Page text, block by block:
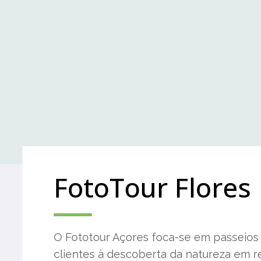
FotoTour Flores
O Fototour Açores foca-se em
clientes à descoberta da natureza em